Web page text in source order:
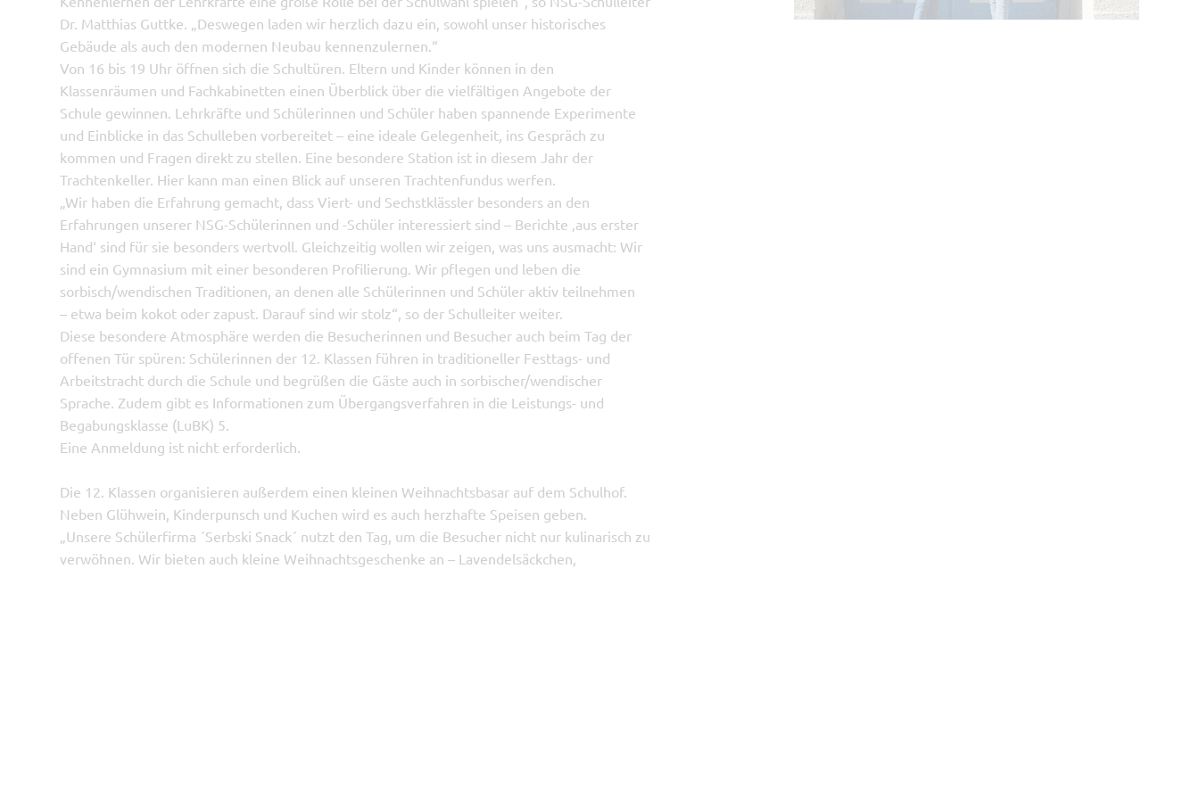
Dr. Matthias Guttke. „Deswegen laden wir herzlich dazu ein, sowohl unser historisches
Gebäude als auch den modernen Neubau kennenzulernen.“
Von 16 bis 19 Uhr öffnen sich die Schultüren. Eltern und Kinder können in den
Klassenräumen und Fachkabinetten einen Überblick über die vielfältigen Angebote der
Schule gewinnen. Lehrkräfte und Schülerinnen und Schüler haben spannende Experimente
und Einblicke in das Schulleben vorbereitet – eine ideale Gelegenheit, ins Gespräch zu
kommen und Fragen direkt zu stellen. Eine besondere Station ist in diesem Jahr der
Trachtenkeller. Hier kann man einen Blick auf unseren Trachtenfundus werfen.
„Wir haben die Erfahrung gemacht, dass Viert- und Sechstklässler besonders an den
Erfahrungen unserer NSG-Schülerinnen und -Schüler interessiert sind – Berichte ‚aus erster
Hand‘ sind für sie besonders wertvoll. Gleichzeitig wollen wir zeigen, was uns ausmacht: Wir
sind ein Gymnasium mit einer besonderen Profilierung. Wir pflegen und leben die
sorbisch/wendischen Traditionen, an denen alle Schülerinnen und Schüler aktiv teilnehmen
– etwa beim kokot oder zapust. Darauf sind wir stolz“, so der Schulleiter weiter.
Diese besondere Atmosphäre werden die Besucherinnen und Besucher auch beim Tag der
offenen Tür spüren: Schülerinnen der 12. Klassen führen in traditioneller Festtags- und
Arbeitstracht durch die Schule und begrüßen die Gäste auch in sorbischer/wendischer
Sprache. Zudem gibt es Informationen zum Übergangsverfahren in die Leistungs- und
Begabungsklasse (LuBK) 5.
Eine Anmeldung ist nicht erforderlich.
Die 12. Klassen organisieren außerdem einen kleinen Weihnachtsbasar auf dem Schulhof.
Neben Glühwein, Kinderpunsch und Kuchen wird es auch herzhafte Speisen geben.
„Unsere Schülerfirma ´Serbski Snack´ nutzt den Tag, um die Besucher nicht nur kulinarisch zu
verwöhnen. Wir bieten auch kleine Weihnachtsgeschenke an – Lavendelsäckchen,